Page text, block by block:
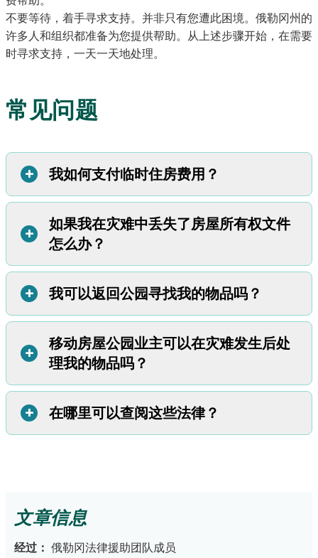
不要等待，着手寻求支持。并非只有您遭此困境。俄勒冈州的
许多人和组织都准备为您提供帮助。从上述步骤开始，在需要
时寻求支持，一天一天地处理。
常见问题
我如何支付临时住房费用？
+
您当地的社区通常会在灾难发生后组织免费的紧急避难所。
在此处了解有关灾后寻求帮助的更多信息。
如果您需要除此之外的临时住房，您可以从以下方面获得帮
保险：
如果您购买了活动房屋保险，请查看其中是否包括
“使用损失”保险。这可以支付临时住房费用。了解有关灾后
保险的更多信息。
政府援助：即使您不是美国公民，您也可能有资格获得救灾
了解有关 FEMA 和 SBA 灾难贷款等计划的更多信
息。
如果我在灾难中丢失了房屋所有权文件
怎么办？
+
如果您失去了活动房屋的所有权，请访问俄勒冈州活动房屋
所有权文件系统网站。您可以查找您的记录并申请补办。
对于其他丢失的文件，请参阅我们的灾后补办丢失文件的指
。
我可以返回公园寻找我的物品吗？
+
一旦官员说可以安全返回公园，公园业主或管理者必须让您
返回以寻找在灾难中幸存下来的物品。
他们可以要求您签署一份责任豁免书。
移动房屋公园业主可以在灾难发生后处
理我的物品吗？
+
不是马上。
在公园业主或管理者处理您的财产之前，他们必须向您提供
提示：请务必向公园业主提供您的新邮寄地址，
即联系公园业主并制定计划拿走您的物品。
在哪里可以查阅这些法律？
+
ORS 90.640：公园因自然灾害而受损
文章信息
经过： 俄勒冈法律援助团队成员